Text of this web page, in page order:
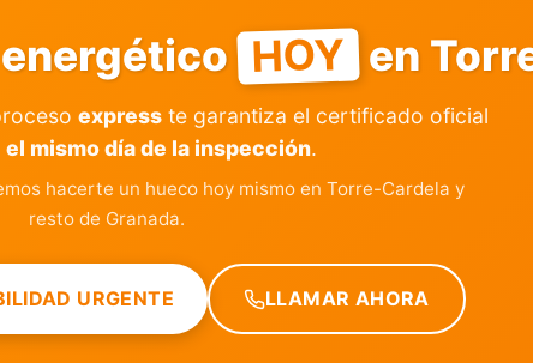
HOY en
express te garantiza el certificado oficial
el mismo día de la inspección.
hacerte un hueco hoy mismo en Torre-Cardela y
resto de Granada.
URGENTE LLAMAR AHORA